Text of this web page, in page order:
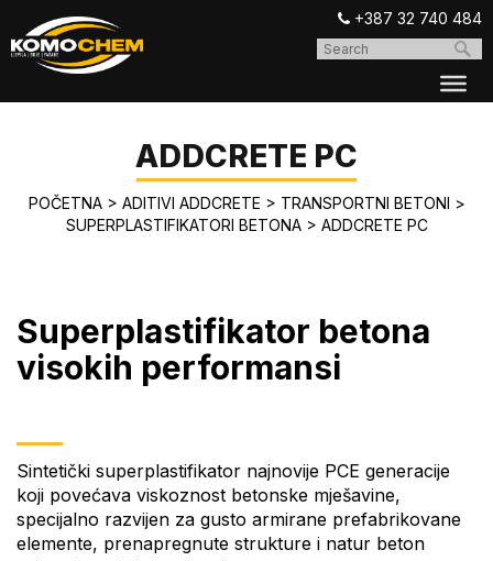
+387 32 740 484
ADDCRETE PC
POČETNA> ADITIVI ADDCRETE > TRANSPORTNI BETONI >
SUPERPLASTIFIKATORI BETONA> ADDCRETE PC
Superplastifikator betona
visokih performansi
Sintetički superplastifikator najnovije PCE generacije
koji povećava viskoznost betonske mješavine,
specijalno razvijen za gusto armirane prefabrikovane
elemente, prenapregnute strukture i natur beton